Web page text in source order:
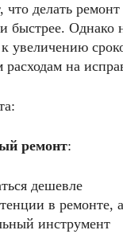
делать ремонт
быстрее. Однако
увеличению
на
ремонт:
дешевле
в ремонте,
инструмент